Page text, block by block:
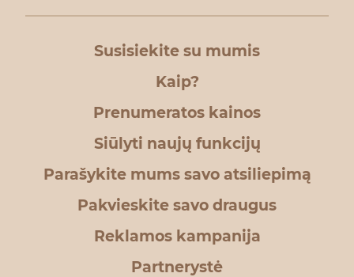
Susisiekite su mumis
Kaip?
Prenumeratos kainos
Siūlyti naujų funkcijų
Parašykite mums savo atsiliepimą
Pakvieskite savo draugus
Reklamos kampanija
Partnerystė